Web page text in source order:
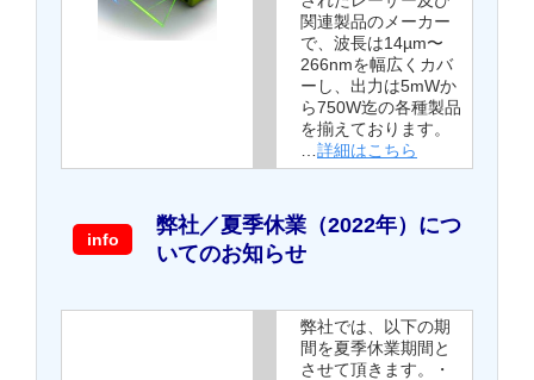
関連製品のメーカー
で、波長は14µm〜
266nmを幅広くカバ
ーし、出力は5mWか
ら750W迄の各種製品
を揃えております。
詳細はこちら
info
弊社／夏季休業（2022年）につ
いてのお知らせ
弊社では、以下の期
間を夏季休業期間と
させて頂きます。・